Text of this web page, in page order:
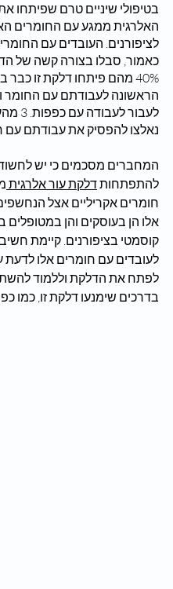
בטיפולי שיניים טרם שפיתחו
האלרגית ממגע עם החומרים
לציפורנים. העובדים עם
כאמור, סבלו בצורה קשה של
40% מהם פיתחו דלקת זו כבר
הראשונה לעבודתם עם החומר
לעבור
נאלצו להפסיק את עבודתם עם
המחברים מסכמים כי יש
להתפתחות דלקת עור אלרגית
חומרים אקריליים אצל
אלו הן בעוסקים והן במטופלים
קוסמטי בציפורנים. קיימת
לעובדים עם חומרים אלו לדעת
לפתח את הדלקת וללמוד
בדרכים שימנעו דלקת זו, כמו